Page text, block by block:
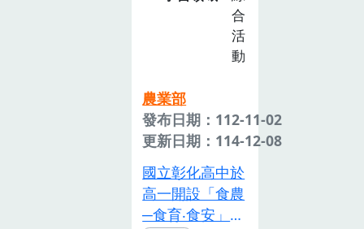
始，並配合「產
地篇」種植作物
的生長週期、收
成時間等，穿插
進行「餐桌篇」
四個單元。產地
篇運用校園田
園，以農業友善
生產為核心發展
課程，參考樸門
合
活
動
農業部
發布日期：112-11-02
更新日期：114-12-08
國立彰化高中於
高一開設「食農
─食育‧食安」校